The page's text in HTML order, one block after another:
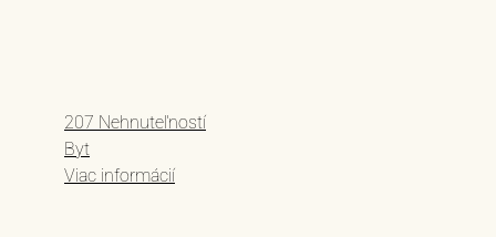
207 Nehnuteľností
Byt
Viac informácií